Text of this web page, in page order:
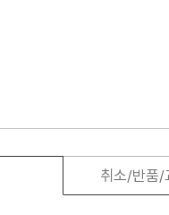
취소/반품/